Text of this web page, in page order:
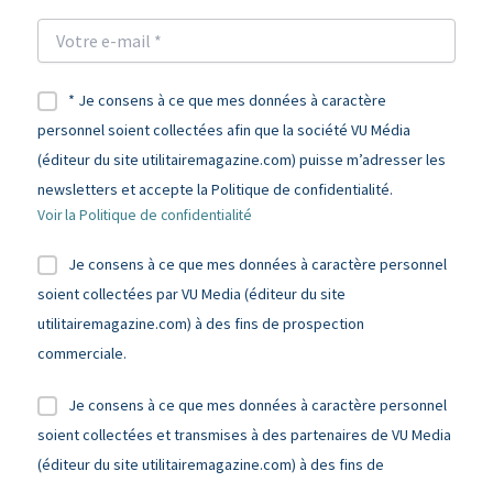
* Je consens à ce que mes données à caractère
personnel soient collectées afin que la société VU Média
(éditeur du site utilitairemagazine.com) puisse m’adresser les
newsletters et accepte la Politique de confidentialité.
Voir la Politique de confidentialité
Je consens à ce que mes données à caractère personnel
soient collectées par VU Media (éditeur du site
utilitairemagazine.com) à des fins de prospection
commerciale.
Je consens à ce que mes données à caractère personnel
soient collectées et transmises à des partenaires de VU Media
(éditeur du site utilitairemagazine.com) à des fins de